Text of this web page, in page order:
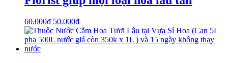
60.000₫ 50.000₫